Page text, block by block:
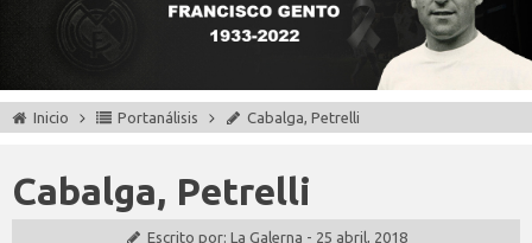
Inicio Portanálisis Cabalga, Petrelli
Cabalga, Petrelli
Escrito por: La Galerna - 25 abril, 2018